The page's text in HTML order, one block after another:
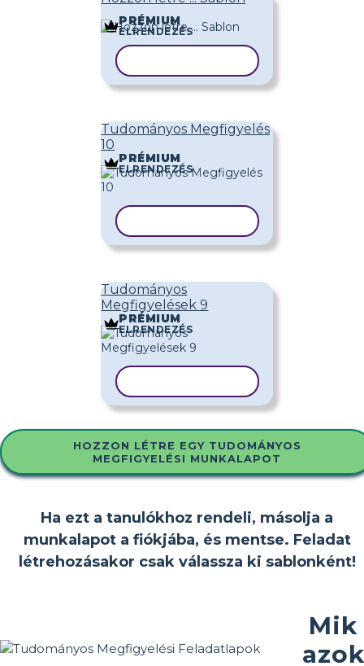
PRÉMIUM
ELRENDEZÉS
Tudományos Megfigyelés
10
PRÉMIUM
ELRENDEZÉS
Tudományos
Megfigyelések 9
PRÉMIUM
ELRENDEZÉS
HOZZON LÉTRE EGY TUDOMÁNYOS
MEGFIGYELÉSI MUNKALAPOT
Ha ezt a tanulókhoz rendeli, másolja a
munkalapot a fiókjába, és mentse. Feladat
létrehozásakor csak válassza ki sablonként!
Mik
azok